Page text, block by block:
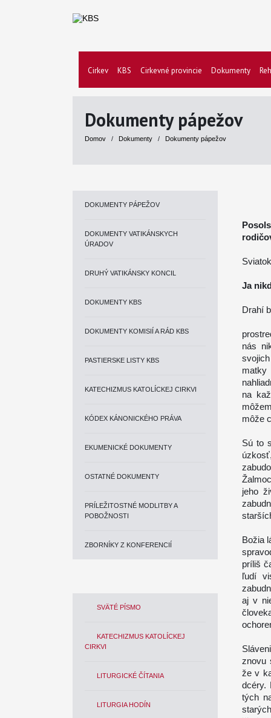
Cirkev KBS Cirkevné provincie Dokumenty
Dokumenty pápežov
Domov / Dokumenty / Dokumenty pápežov
DOKUMENTY PÁPEŽOV
DOKUMENTY VATIKÁNSKYCH
ÚRADOV
DRUHÝ VATIKÁNSKY KONCIL
DOKUMENTY KBS
DOKUMENTY KOMISIÍ A RÁD KBS
PASTIERSKE LISTY KBS
KATECHIZMUS KATOLÍCKEJ CIRKVI
KÓDEX KÁNONICKÉHO PRÁVA
EKUMENICKÉ DOKUMENTY
OSTATNÉ DOKUMENTY
PRÍLEŽITOSTNÉ MODLITBY A
POBOŽNOSTI
ZBORNÍKY Z KONFERENCIÍ
SVÄTÉ PÍSMO
KATECHIZMUS KATOLÍCKEJ
CIRKVI
LITURGICKÉ ČÍTANIA
LITURGIA HODÍN
Ja
Drahí
nás
na
môže
Sú to
jeho
Božia
príliš
ľudí
aj v
znovu
že v
dcéry.
tých